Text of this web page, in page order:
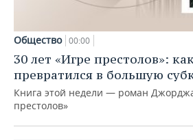
Общество 00:00
30 лет «Игре престолов»:
превратился в большую
Книга этой недели — роман
престолов»